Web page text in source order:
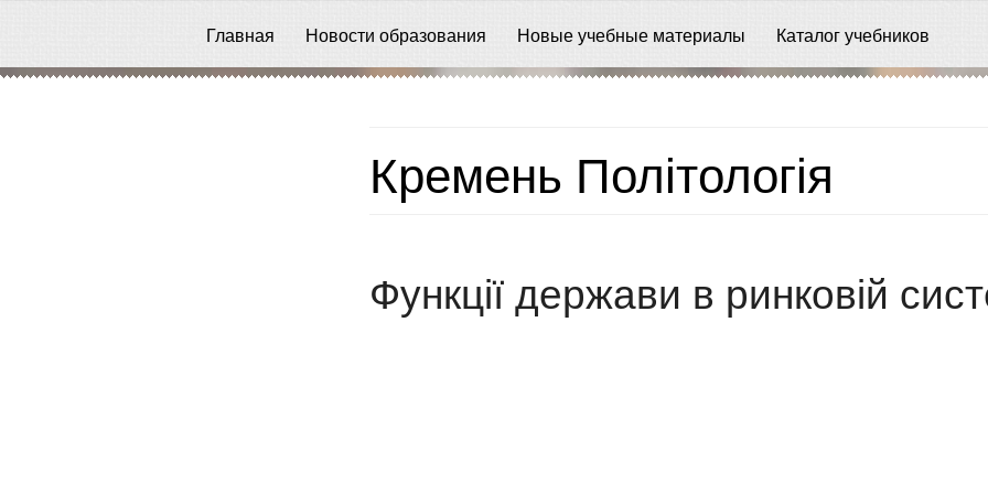
Главная Новости образования Новые учебные материалы Каталог учебников
Кремень Політологія
Функції держави в ринковій